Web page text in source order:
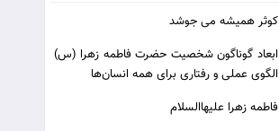
کوثر همیشه مى جوشد
ابعاد گوناگون شخصیت حضرت فاطمه زهرا (س)
الگوی عملی و رفتاری برای همه انسان‌ها
فاطمه زهرا عليهاالسلام